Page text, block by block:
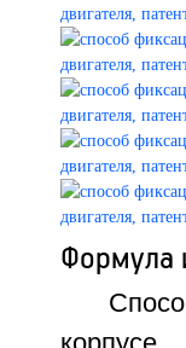
Формула